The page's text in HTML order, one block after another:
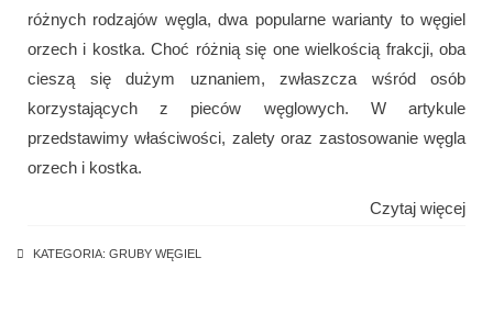
różnych rodzajów węgla, dwa popularne warianty to węgiel
orzech i kostka. Choć różnią się one wielkością frakcji, oba
cieszą się dużym uznaniem, zwłaszcza wśród osób
korzystających z pieców węglowych. W artykule
przedstawimy właściwości, zalety oraz zastosowanie węgla
orzech i kostka.
Czytaj więcej
KATEGORIA: GRUBY WĘGIEL